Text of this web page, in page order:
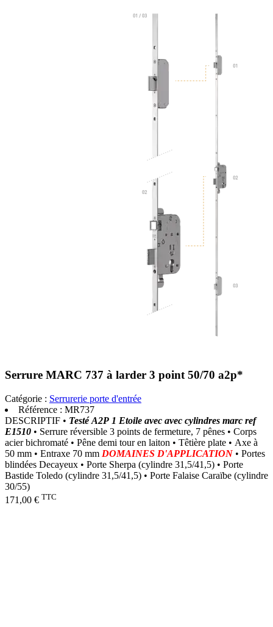
Serrure MARC 737 à larder 3 point 50/70 a2p*
Catégorie : Serrurerie porte d'entrée
Référence : MR737
DESCRIPTIF • Testé A2P 1 Etoile avec avec cylindres marc ref
E1510 • Serrure réversible 3 points de fermeture, 7 pênes • Corps
acier bichromaté • Pêne demi tour en laiton • Têtière plate • Axe à
50 mm • Entraxe 70 mm DOMAINES D'APPLICATION • Portes
blindées Decayeux • Porte Sherpa (cylindre 31,5/41,5) • Porte
Bastide Toledo (cylindre 31,5/41,5) • Porte Falaise Caraïbe (cylindre
30/55)
171,00 € TTC